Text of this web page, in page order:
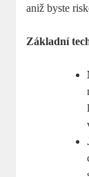
aniž byste
Základní